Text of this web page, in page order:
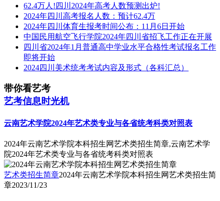
62.4万人!四川2024年高考人数预测出炉!
2024年四川高考报名人数：预计62.4万
2024年四川体育生报考时间公布：11月6日开始
中国民用航空飞行学院2024年四川省招飞工作正在开展
四川省2024年1月普通高中学业水平合格性考试报名工作
即将开始
2024四川美术统考考试内容及形式（各科汇总）
带你看艺考
艺考信息时光机
云南艺术学院2024年艺术类专业与各省统考科类对照表
2024年云南艺术学院本科招生网艺术类招生简章,云南艺术学
院2024年艺术类专业与各省统考科类对照表
艺术类招生简章2024年云南艺术学院本科招生网艺术类招生简
章2023/11/23